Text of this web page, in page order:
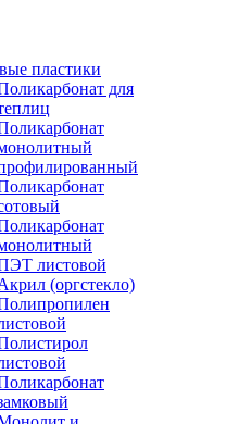
пластики
для
листовой
(оргстекло)